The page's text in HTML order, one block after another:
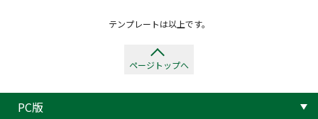
テンプレートは以上です。
ページトップへ
PC版